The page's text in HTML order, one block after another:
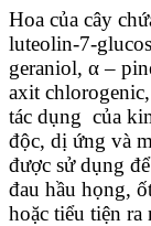
Hoa của cây
luteolin-7-
geraniol, α –
axit
tác dụng của
độc, dị ứng và
được sử dụng
đau hầu họng,
hoặc tiểu tiện ra